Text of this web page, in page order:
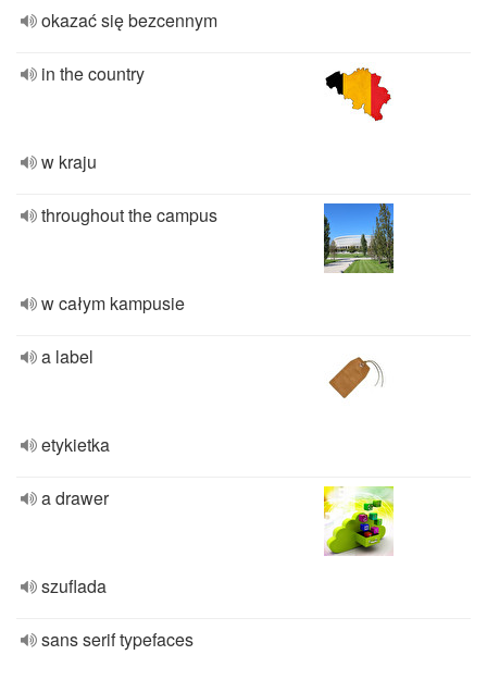
okazać się bezcennym
in the country
w kraju
throughout the campus
w całym kampusie
a label
etykietka
a drawer
szuflada
sans serif typefaces